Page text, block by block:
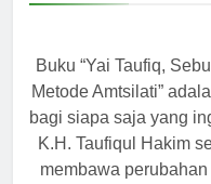
Buku “Yai Taufiq,
Metode Amtsilati”
bagi siapa saja yang
K.H. Taufiqul Hakim
membawa